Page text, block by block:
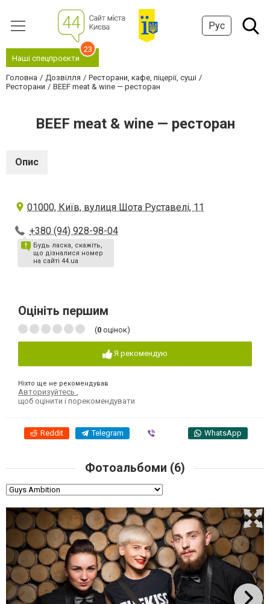
Рус
Наші спецпроєкти
23
Головна Дозвілля
Ресторани, кафе, піцерії, суші
Ресторани
BEEF meat & wine — ресторан
BEEF meat & wine — ресторан
Опис
01000, Київ, вулиця Шота Руставелі, 11
+380 (94) 928-98-04
Будь ласка, скажіть,
що дізналися номер
на сайті 44.ua
Оцініть першим
(0 оцінок)
Я рекомендую
Ніхто ще не рекомендував
Авторизуйтесь
щоб оцінити і порекомендувати
Reddit Telegram WhatsApp
Фотоальбоми (6)